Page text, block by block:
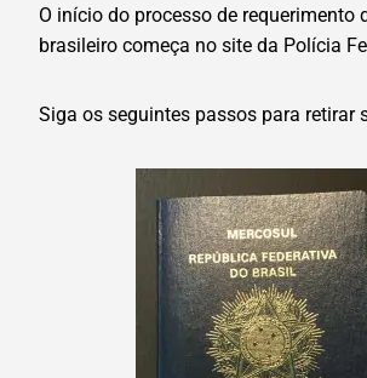
O início do processo de requerimento
brasileiro começa no site da Polícia
Siga os seguintes passos para retirar